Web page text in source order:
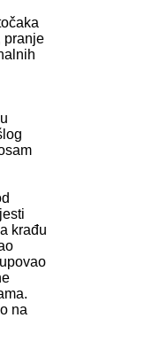
pranje
krađu
na